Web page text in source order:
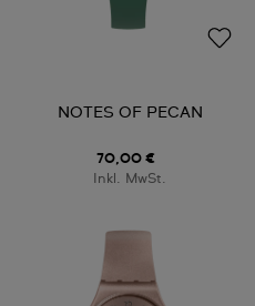
NOTES OF PECAN
70,00 €
Inkl. MwSt.